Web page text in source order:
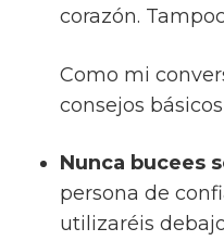
corazón.
Como mi
consejos
Nunca bucees
persona de
utilizaréis